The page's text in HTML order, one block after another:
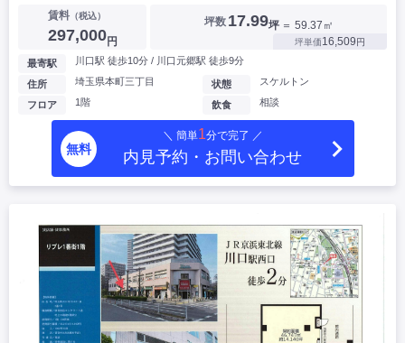
賃料（税込）
297,000円
坪数 17.99坪 ＝ 59.37㎡
坪単価16,509円
最寄駅 川口駅 徒歩10分 / 川口元郷駅 徒歩9分
住所 埼玉県本町三丁目
フロア 1階
状態 スケルトン
飲食 相談
無料
＼ 簡単1分で完了 ／
内見予約・お問い合わせ